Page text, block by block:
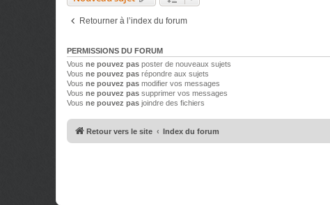
Retourner à l’index du forum
PERMISSIONS DU FORUM
Vous ne pouvez pas poster de nouveaux sujets
Vous ne pouvez pas répondre aux sujets
Vous ne pouvez pas modifier vos messages
Vous ne pouvez pas supprimer vos messages
Vous ne pouvez pas joindre des fichiers
Retour vers le site Index du forum